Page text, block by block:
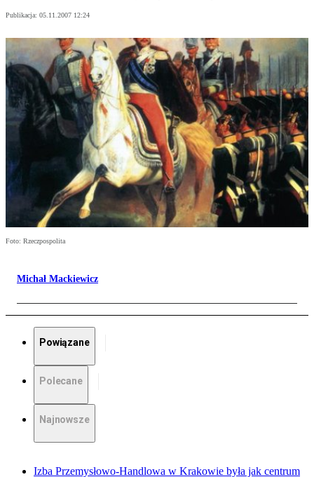
Publikacja: 05.11.2007 12:24
Foto: Rzeczpospolita
Michał Mackiewicz
Powiązane
Polecane
Najnowsze
Izba Przemysłowo-Handlowa w Krakowie była jak centrum